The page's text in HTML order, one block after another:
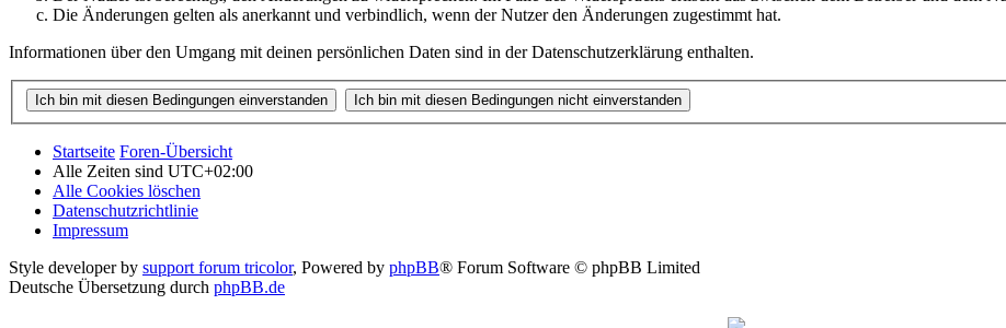
Die Änderungen gelten als anerkannt und verbindlich, wenn der Nutzer den Änderungen zugestimmt hat.
Informationen über den Umgang mit deinen persönlichen Daten sind in der Datenschutzerklärung enthalten.
Startseite Foren-Übersicht
Alle Zeiten sind UTC+02:00
Alle Cookies löschen
Datenschutzrichtlinie
Impressum
Style developer by support forum tricolor, Powered by phpBB® Forum Software © phpBB Limited
Deutsche Übersetzung durch phpBB.de